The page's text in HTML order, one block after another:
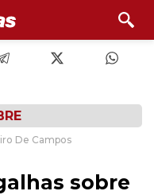
De Campos
sobre